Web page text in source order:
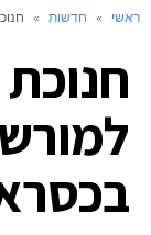
ראשי » חדשות »